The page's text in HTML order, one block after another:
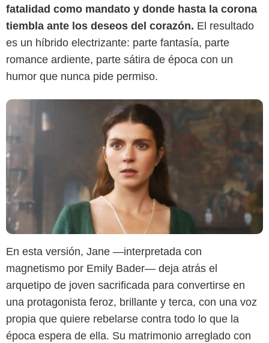
fatalidad como mandato y donde hasta la corona
tiembla ante los deseos del corazón. El resultado
es un híbrido electrizante: parte fantasía, parte
romance ardiente, parte sátira de época con un
humor que nunca pide permiso.
En esta versión, Jane —interpretada con
magnetismo por Emily Bader— deja atrás el
arquetipo de joven sacrificada para convertirse en
una protagonista feroz, brillante y terca, con una voz
propia que quiere rebelarse contra todo lo que la
época espera de ella. Su matrimonio arreglado con